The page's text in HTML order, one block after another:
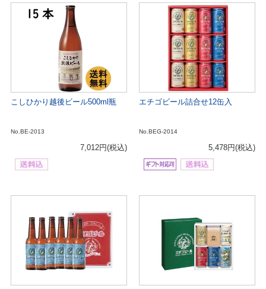
こしひかり越後ビール500ml瓶
No.BE-2013
7,012円(税込)
エチゴビール詰合せ12缶入
No.BEG-2014
5,478円(税込)